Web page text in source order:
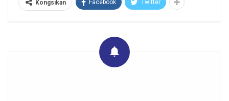
Kongsikan Facebook Twitter